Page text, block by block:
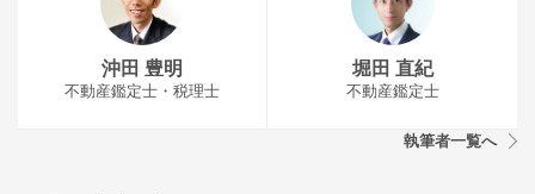
沖田 豊明
不動産鑑定士・税理士
堀田 直紀
不動産鑑定士
執筆者一覧へ